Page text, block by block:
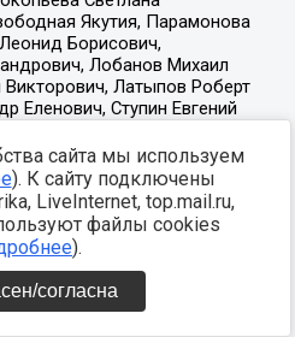
сайта мы используем
). К сайту подключены
LiveInternet, top.mail.ru,
файлы cookies
).
согласна